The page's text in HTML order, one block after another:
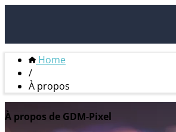
Home
/
À propos
À propos de GDM-Pixel